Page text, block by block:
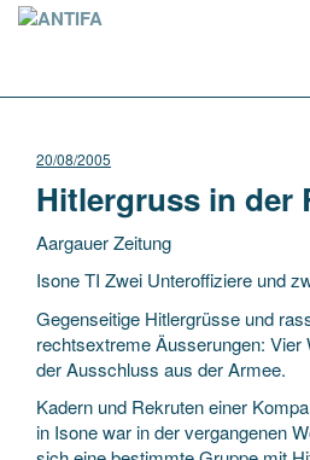
20/08/2005
Hitlergruss in der
Aargauer Zeitung
Isone TI Zwei Unteroffiziere und
Gegenseitige Hitlergrüsse und
rechtsextreme Äusserungen: Vier
der Ausschluss aus der Armee.
Kadern und Rekruten einer
in Isone war in der vergangenen